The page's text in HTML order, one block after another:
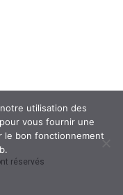
réservés
utilisation des
vous fournir une
le bon fonctionnement